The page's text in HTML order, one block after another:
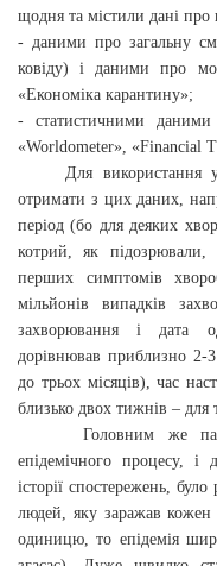
щодня та містили дані про
- даними про загальну
ковіду) і даними про
«Економіка карантину»;
- статистичними даними
«Worldometer», «Financial
Для використання у
отримати з цих даних,
період (бо для деяких
котрий, як
перших симптомів
мільйонів випадків
захворювання і дата
дорівнював приблизно 2-
до трьох місяців), час
близько двох тижнів – для
Головним же
епідемічного процесу, і
історії спостережень,
людей, яку заражав
одиницю, то епідемія